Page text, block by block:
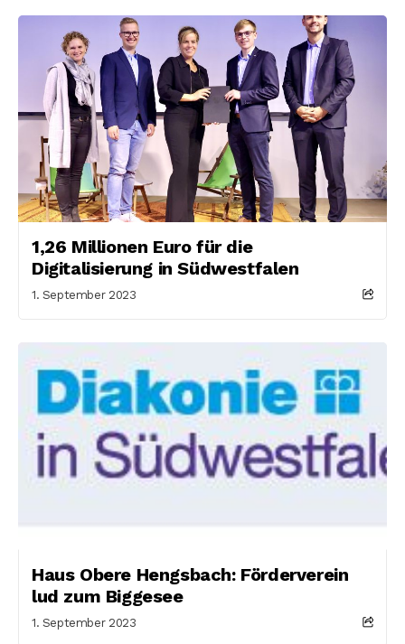
1,26 Millionen Euro für die
Digitalisierung in Südwestfalen
1. September 2023
Haus Obere Hengsbach: Förderverein
lud zum Biggesee
1. September 2023